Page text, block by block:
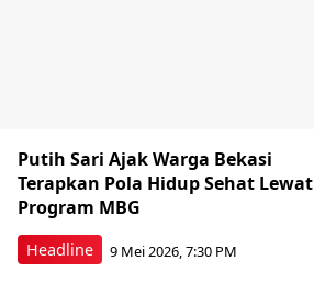
Headline
Putih Sari Ajak Warga Bekasi
Terapkan Pola Hidup Sehat Lewat
Program MBG
9 Mei 2026, 7:30 PM